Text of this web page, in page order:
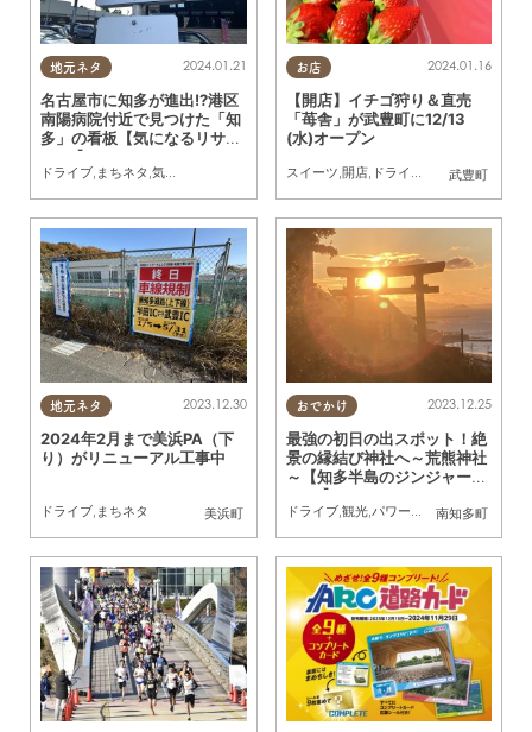
地元ネタ 2024.01.21
名古屋市に知多が進出!?港区
南陽病院付近で見つけた「知
多」の看板【気になるリサー
チ#9】
ドライブ まちネタ 気になるリサーチ
お店
武豊町
2024.01.16
【開店】イチゴ狩り＆直売
「苺舎」が武豊町に12/13
(水)オープン
スイーツ 開店, ドライブ 自然,親子,家族
地元ネタ
美浜町
2023.12.30
2024年2月まで美浜PA（下
り）がリニューアル工事中
ドライブ まちネタ
おでかけ
南知多町
2023.12.25
最強の初日の出スポット！絶
景の縁結び神社へ～荒熊神社
～【知多半島のジンジャーニ
ー#9】
ドライブ, 観光, パワースポット ,カップル